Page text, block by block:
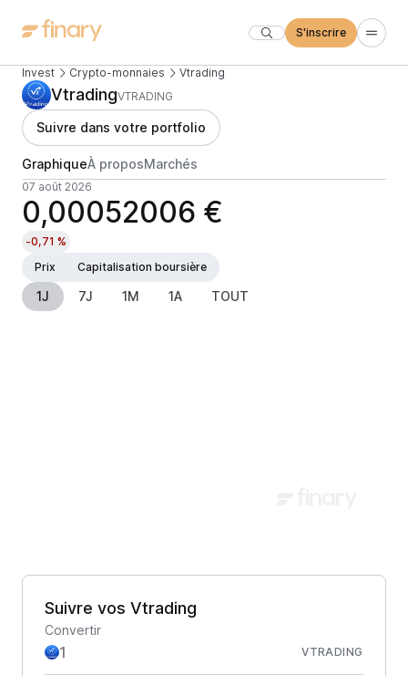
S'inscrire
Invest Crypto-monnaies Vtrading
VtradingVTRADING
Suivre dans votre portfolio
GraphiqueÀ proposMarchés
07 août 2026
0,00052006 €
-0,71 %
Prix
Capitalisation boursière
1J 7J 1M 1A TOUT
Suivre vos Vtrading
Convertir
VTRADING